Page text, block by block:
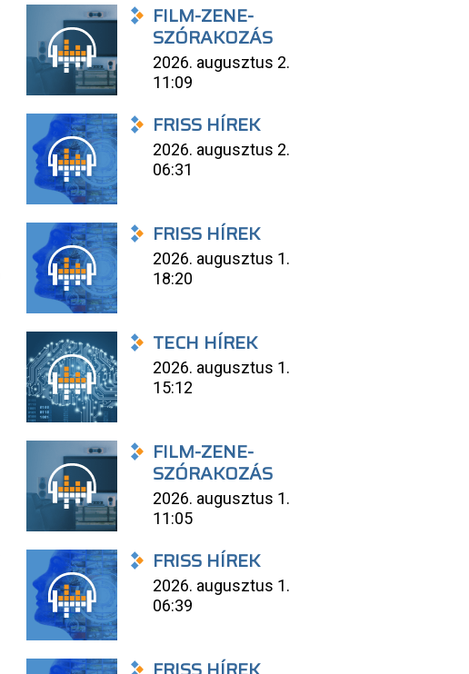
FILM-ZENE-
SZÓRAKOZÁS
2026. augusztus 2.
11:09
FRISS HÍREK
2026. augusztus 2.
06:31
FRISS HÍREK
2026. augusztus 1.
18:20
TECH HÍREK
2026. augusztus 1.
15:12
FILM-ZENE-
SZÓRAKOZÁS
2026. augusztus 1.
11:05
FRISS HÍREK
2026. augusztus 1.
06:39